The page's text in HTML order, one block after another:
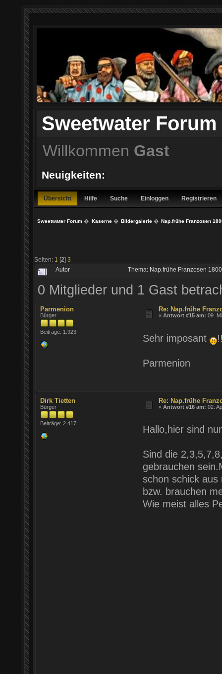
Sweetwater Forum
Willkommen Gast
Neuigkeiten:
Übersicht Hilfe Suche Einloggen Registrieren
Sweetwater Forum � Kaserne� Bildergalerie� Nap.frühe Franzosen
Seiten: 1 [2] 3
Autor Thema: Nap.frühe Franzosen
0 Mitglieder und 1 Gast
Parmenion
Bürger
Beiträge: 1.923
Re: Nap.frühe
«Antwort #15 am: 09.
Sehr imposant
Parmenion
Dirk Tietten
Bürger
Beiträge: 2.417
Re: Nap.frühe
«Antwort #16 am: 02.
Hallo,hier sind
Sind die
gebrauchen
schon schick aus
bzw. brauchen
Wie meist alles